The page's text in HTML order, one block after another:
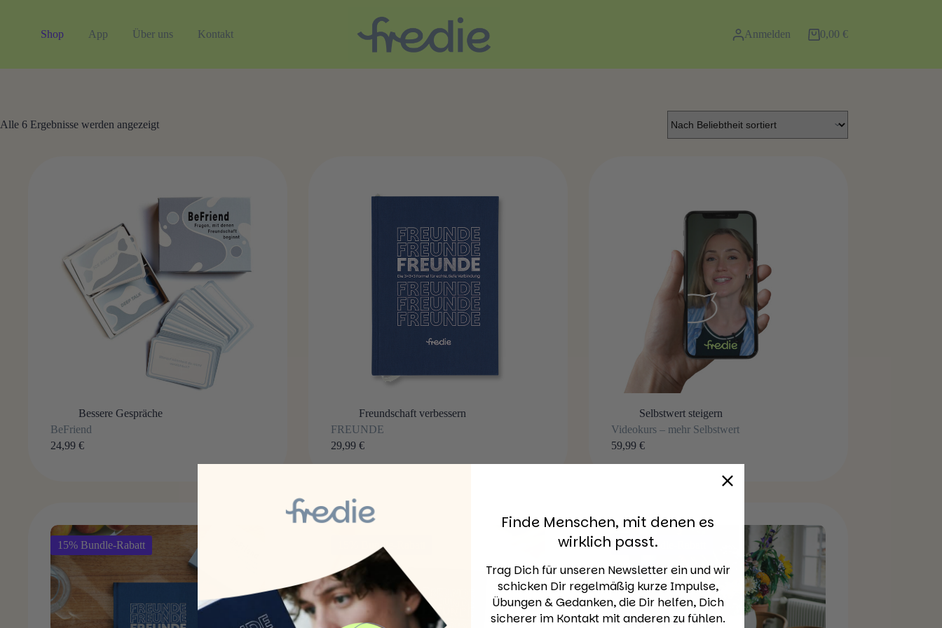
Shop App Über uns Kontakt Anmelden Warenkorb
0,00 €
Alle 6 Ergebnisse werden angezeigtNach
Bessere Gespräche
BeFriend
24,99 €
Freundschaft verbessern
FREUNDE
29,99 €
Selbstwert steigern
Videokurs – mehr Selbstwert
59,99 €
15% Bundle-Rabatt 15% Bundle-Rabatt 15% Bundle-Rabatt
Finde Menschen, mit denen es
wirklich passt.
Trag Dich für unseren Newsletter ein und wir
schicken Dir regelmäßig kurze Impulse,
Übungen & Gedanken, die Dir helfen, Dich
sicherer im Kontakt mit anderen zu fühlen.